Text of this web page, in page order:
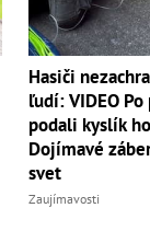
Hasiči
ľudí: VIDEO
podali kyslík
Dojímavé
svet
Zaujímavosti